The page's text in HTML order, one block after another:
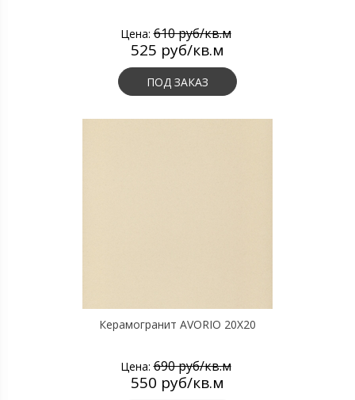
Цена:610 руб/кв.м
525 руб/кв.м
ПОД ЗАКАЗ
Керамогранит AVORIO 20X20
Цена:690 руб/кв.м
550 руб/кв.м